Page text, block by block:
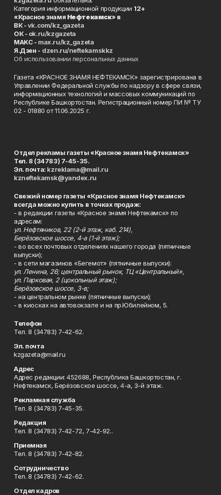
Категория информационной продукции 12+
«Красное знамя Нефтекамск» в
ВК -vk.com/kz_gazeta
ОК - ok.ru/kzgazeta
MAKC - max.ru/kz_gazeta
Я.Дзен - dzen.ru/neftekamskkz
Об использовании персональных данных
Газета «КРАСНОЕ ЗНАМЯ НЕФТЕКАМСК» зарегистрирована в
Управлении Федеральной службы по надзору в сфере связи,
информационных технологий и массовых коммуникаций по
Республике Башкортостан. Регистрационный номер ПИ № ТУ
02 - 01880 от 11.06.2025 г.
Отдел рекламы газеты «Красное знамя Нефтекамск»
Тел. 8 (34783) 7-45-35.
Эл. почта: kzreklama@mail.ru
kzneftekamsk@yandex.ru
Свежий номер газеты «Красное знамя Нефтекамск»
всегда можно купить в точках продаж:
- в редакции газеты «Красное знамя Нефтекамск» по
адресам:
ул. Нефтяников, 22 (2-й этаж, каб. 214),
Берёзовское шоссе, 4-а (1-й этаж);
- во всех почтовых отделениях нашего города (пятничные
выпуски);
- в сети магазинов «Бегемот» (пятничные выпуски):
ул. Ленина, 26; центральный рынок, ТЦ «Центральный»,
ул. Парковая, 2 (цокольный этаж);
Берёзовское шоссе, 3-в;
- на центральном рынке (пятничные выпуски);
- в киосках на автовокзале и на пр.Юбилейном, 5.
Телефон
Тел. 8 (34783) 7-42-62.
Эл. почта
kzgazeta@mail.ru
Адрес
Адрес редакции: 452688, Республика Башкортостан, г.
Нефтекамск, Берёзовское шоссе, 4-а, 3-й этаж.
Рекламная служба
Тел. 8 (34783) 7-45-35.
Редакция
Тел. 8 (34783) 7-42-72, 7-42-92..
Приемная
Тел. 8 (34783) 7-42-82.
Сотрудничество
Тел. 8 (34783) 7-42-62.
Отдел кадров